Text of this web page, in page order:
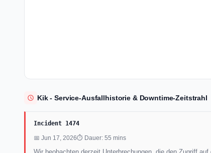
Kik - Service-Ausfallhistorie & Downtime-Zeitstrahl
Incident 1474
📅 Jun 17, 2026⏱ Dauer: 55 mins